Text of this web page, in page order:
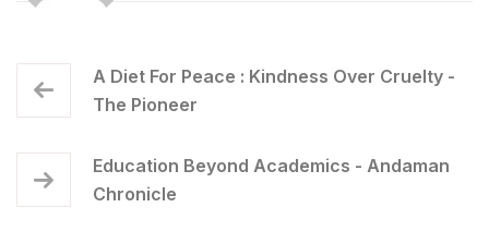
A Diet For Peace : Kindness Over Cruelty -
The Pioneer
Education Beyond Academics - Andaman
Chronicle